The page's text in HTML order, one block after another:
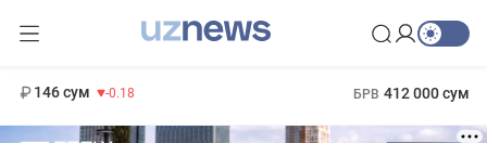
146 сум -0.18 БРВ 412 000 сум